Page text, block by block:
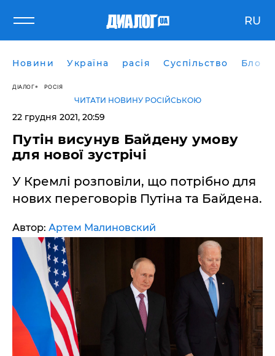
RU
Новини Україна расія Суспільство Блоги
ДІАЛОГ РОСІЯ
ЧИТАТИ НОВИНУ РОСІЙСЬКОЮ
22 грудня 2021, 20:59
Путін висунув Байдену умову
для нової зустрічі
У Кремлі розповіли, що потрібно для
нових переговорів Путіна та Байдена.
Автор: Артем Малиновский